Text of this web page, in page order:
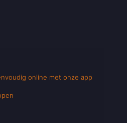
online met onze app